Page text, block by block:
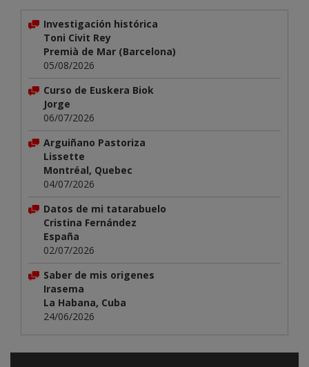
Investigación histórica
Toni Civit Rey
Premià de Mar (Barcelona)
05/08/2026
Curso de Euskera Biok
Jorge
06/07/2026
Arguiñano Pastoriza
Lissette
Montréal, Quebec
04/07/2026
Datos de mi tatarabuelo
Cristina Fernández
España
02/07/2026
Saber de mis origenes
Irasema
La Habana, Cuba
24/06/2026